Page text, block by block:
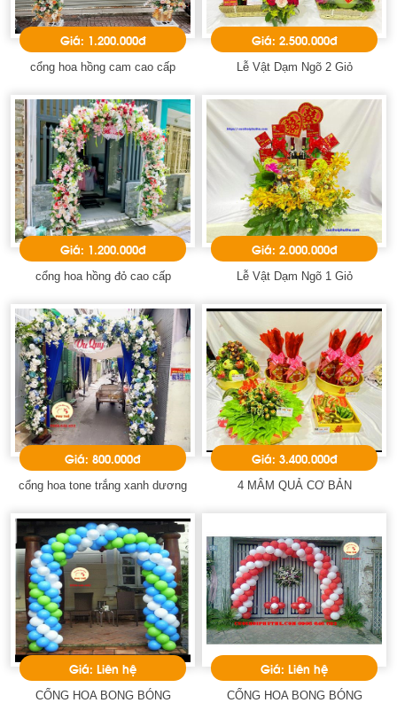
Giá: 1.200.000đ
cổng hoa hồng cam cao cấp
Giá: 2.500.000đ
Lễ Vật Dạm Ngõ 2 Giỏ
Giá: 1.200.000đ
cổng hoa hồng đỏ cao cấp
Giá: 2.000.000đ
Lễ Vật Dạm Ngõ 1 Giỏ
Giá: 800.000đ
cổng hoa tone trắng xanh dương
Giá: 3.400.000đ
4 MÂM QUẢ CƠ BẢN
Giá: Liên hệ
CỔNG HOA BONG BÓNG
Giá: Liên hệ
CỔNG HOA BONG BÓNG